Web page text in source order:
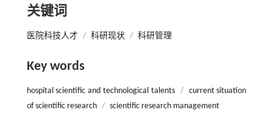
关键词
医院科技人才 / 科研现状 / 科研管理
Key words
hospital scientific and technological talents /
current situation
of scientific research / scientific research management